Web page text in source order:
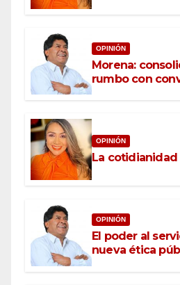
OPINIÓN
Morena:
rumbo con
OPINIÓN
La
OPINIÓN
El poder al
nueva ética